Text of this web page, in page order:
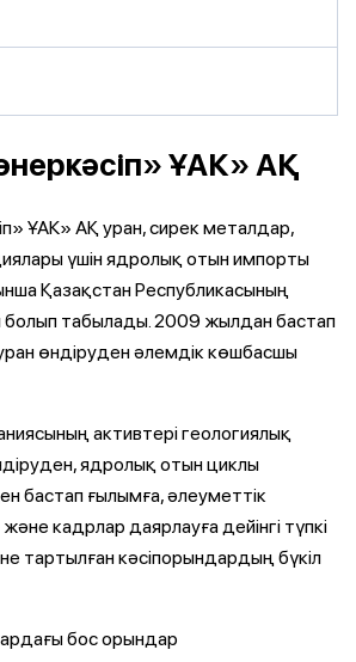
ҰАК» АҚ
ҰАК» АҚ уран, сирек металдар,
үшін ядролық отын импорты
Қазақстан Республикасының
табылады. 2009 жылдан бастап
өндіруден әлемдік көшбасшы
активтері геологиялық
ядролық отын циклы
бастап ғылымға, әлеуметтік
кадрлар даярлауға дейінгі түпкі
тартылған кәсіпорындардың бүкіл
бос орындар